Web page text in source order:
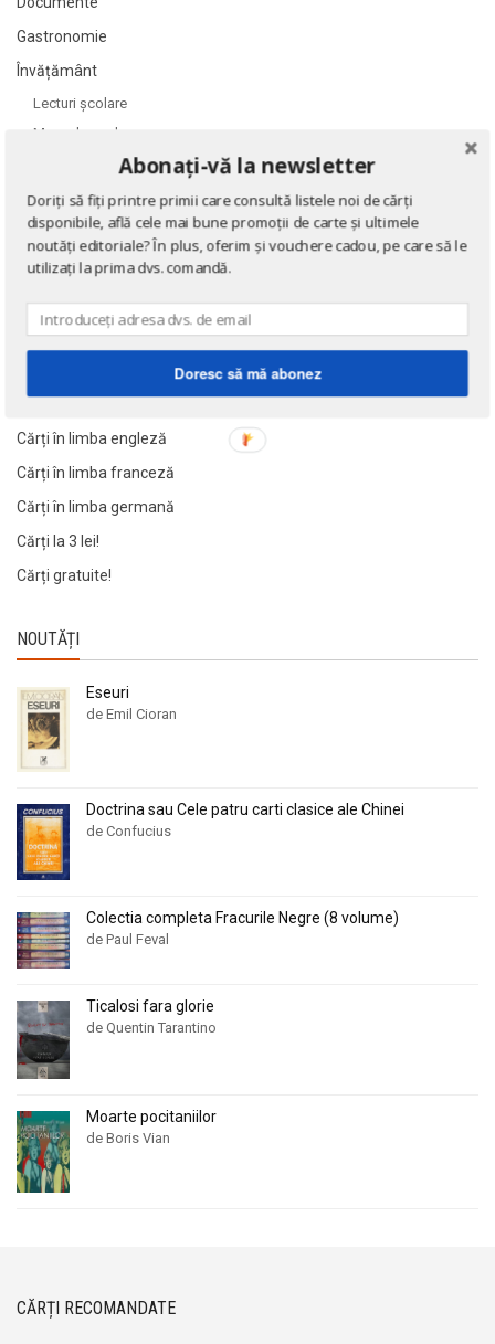
Gastronomie
Învățământ
Lecturi şcolare
Manuale şcolare
Știință
Științe sociale
Teatru și dramaturgie
Ediții princeps
Ziare şi reviste
Cărți în limba engleză
Cărți în limba franceză
Cărți în limba germană
Cărți la 3 lei!
Cărți gratuite!
NOUTĂȚI
Eseuri
de Emil Cioran
Doctrina sau Cele patru carti clasice ale Chinei
de Confucius
Colectia completa Fracurile Negre (8 volume)
de Paul Feval
Ticalosi fara glorie
de Quentin Tarantino
Moarte pocitaniilor
de Boris Vian
CĂRȚI RECOMANDATE
Abonați-vă la newsletter
Doriți să fiți printre primii care consultă listele noi de cărți
disponibile, află cele mai bune promoții de carte și ultimele
noutăți editoriale? În plus, oferim și vouchere cadou, pe care să le
utilizați la prima dvs. comandă.
Doresc să mă abonez